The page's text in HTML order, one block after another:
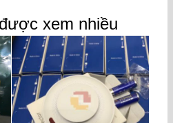
xem nhiều